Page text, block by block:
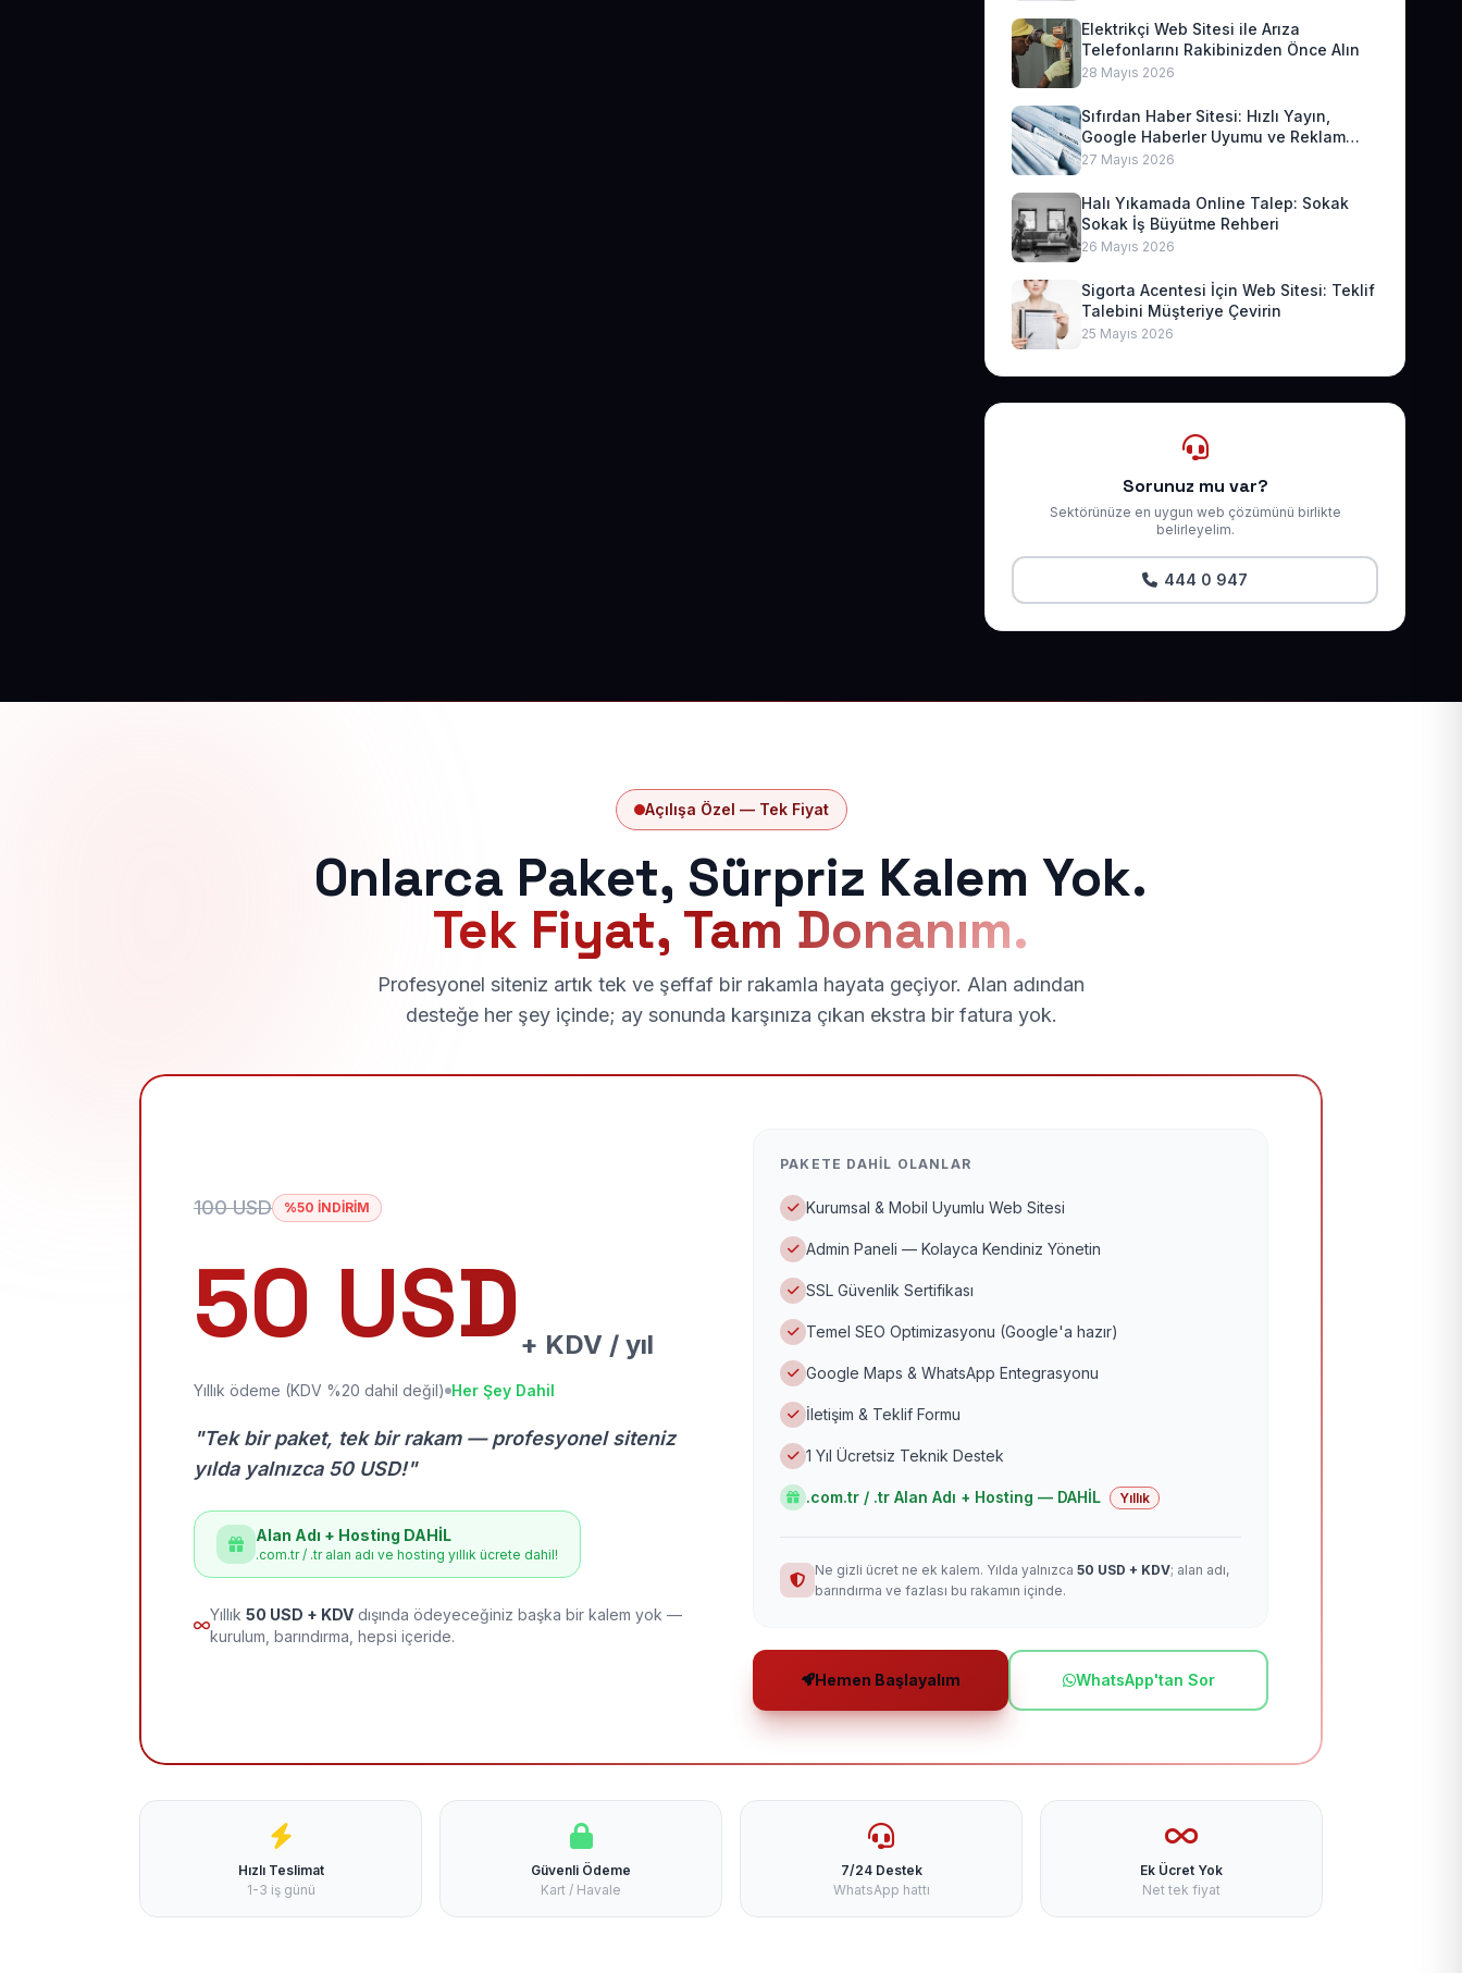
Elektrikçi Web Sitesi ile Arıza
Telefonlarını Rakibinizden Önce Alın
28 Mayıs 2026
Sıfırdan Haber Sitesi: Hızlı Yayın,
Google Haberler Uyumu ve Reklam
Geliri
27 Mayıs 2026
Halı Yıkamada Online Talep: Sokak
Sokak İş Büyütme Rehberi
26 Mayıs 2026
Sigorta Acentesi İçin Web Sitesi: Teklif
Talebini Müşteriye Çevirin
25 Mayıs 2026
Sorunuz mu var?
Sektörünüze en uygun web çözümünü birlikte
belirleyelim.
444 0 947
Açılışa Özel — Tek Fiyat
Onlarca Paket, Sürpriz Kalem Yok.
Tek Fiyat, Tam Donanım.
Profesyonel siteniz artık tek ve şeffaf bir rakamla hayata geçiyor. Alan adından
desteğe her şey içinde; ay sonunda karşınıza çıkan ekstra bir fatura yok.
100 USD %50 İNDİRİM
50 USD + KDV / yıl
Yıllık ödeme (KDV %20 dahil değil) Her Şey Dahil
"Tek bir paket, tek bir rakam — profesyonel siteniz
yılda yalnızca 50 USD!"
Alan Adı + Hosting DAHİL
.com.tr / .tr alan adı ve hosting yıllık ücrete dahil!
Yıllık 50 USD + KDV dışında ödeyeceğiniz başka bir kalem yok —
kurulum, barındırma, hepsi içeride.
PAKETE DAHIL OLANLAR
Kurumsal & Mobil Uyumlu Web Sitesi
Admin Paneli — Kolayca Kendiniz Yönetin
SSL Güvenlik Sertifikası
Temel SEO Optimizasyonu (Google'a hazır)
Google Maps & WhatsApp Entegrasyonu
İletişim & Teklif Formu
1 Yıl Ücretsiz Teknik Destek
.com.tr / .tr Alan Adı + Hosting — DAHİL Yıllık
Ne gizli ücret ne ek kalem. Yılda yalnızca 50 USD + KDV; alan adı,
barındırma ve fazlası bu rakamın içinde.
Hemen Başlayalım WhatsApp'tan Sor
Hızlı Teslimat
1-3 iş günü
Güvenli Ödeme
Kart / Havale
7/24 Destek
WhatsApp hattı
Ek Ücret Yok
Net tek fiyat